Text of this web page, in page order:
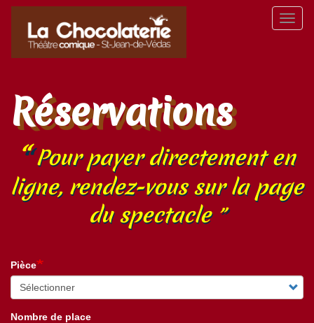
Aller
contenu
principal
Réservations
Pour payer directement en
ligne, rendez-vous sur la page
du spectacle
Pièce
Nombre de place